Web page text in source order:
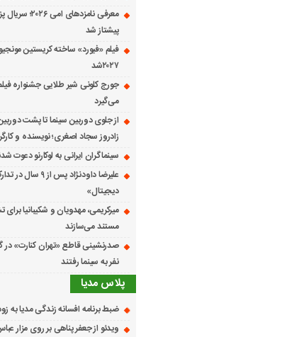
معرفی نامزدهای
پیشتاز شد
فیلم «فیورد» ساخته کریستین
۲۰۲۷شد
می‌گیرد
از جلوی دوربین سینما تا پشت
زادروز سجاد اصغری؛ نویسنده و
سینماگران ایرانی به لوکارنو دعوت
علیرضا داودنژاد پس از
دیجیتال»
میرکریمی، مهدویان و شکیبانیا
مستند می‌سازند
نفر به سینما رفتند
پلاس مدیا
ضبط برنامه افسانه زندگی مدیا به
ویدئو از جعفر پناهی بر روی مزار